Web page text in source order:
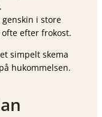
genskin i store
efter frokost.
simpelt skema
hukommelsen.